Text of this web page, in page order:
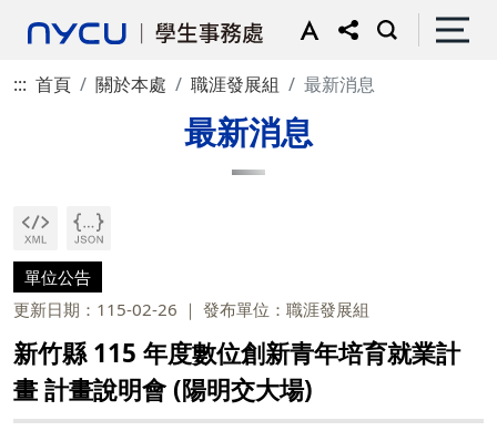
::: 首頁 關於本處 職涯發展組 最新消息
最新消息
單位公告
更新日期：115-02-26
發布單位：職涯發展組
新竹縣 115 年度數位創新青年培育就業計
畫 計畫說明會 (陽明交大場)